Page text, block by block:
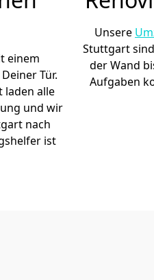
einem
Tür.
laden alle
und wir
nach
ist
Unsere
Stuttgart
der Wand
Aufgaben